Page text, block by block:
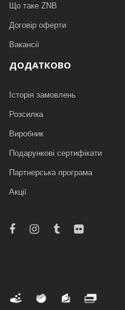
Що таке ZNB
Договір оферти
Вакансії
ДОДАТКОВО
Історія замовлень
Розсилка
Виробник
Подарункові сертифікати
Партнерська програма
Акції